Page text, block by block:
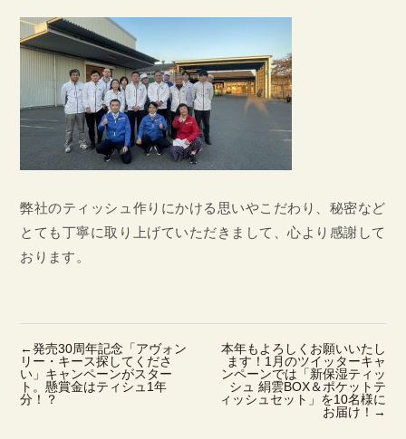
弊社のティッシュ作りにかける思いやこだわり、秘密など
とても丁寧に取り上げていただきまして、心より感謝して
おります。
←発売30周年記念「アヴォン
リー・キース探してくださ
い」キャンペーンがスター
ト。懸賞金はティシュ1年
分！？
本年もよろしくお願いいたし
ます！1月のツイッターキャ
ンペーンでは「新保湿ティッ
シュ 絹雲BOX＆ポケットテ
ィッシュセット」を10名様に
お届け！ →